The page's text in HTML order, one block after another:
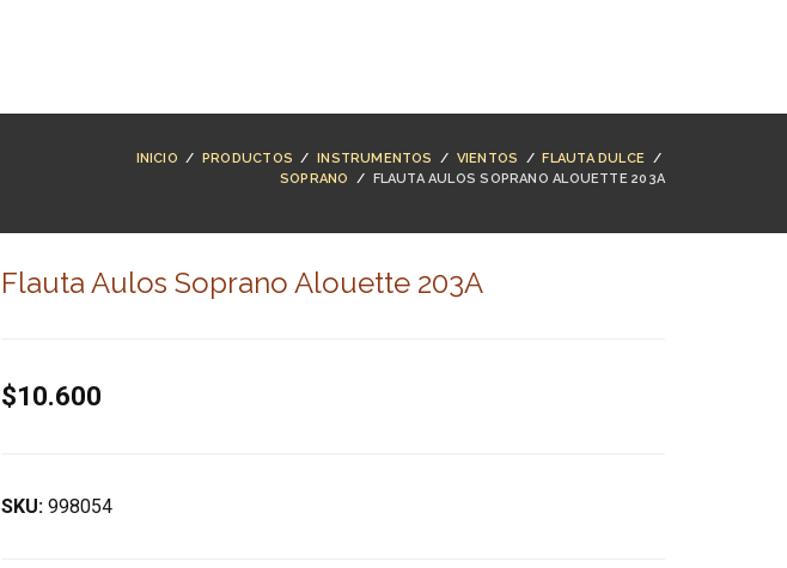
INICIO / PRODUCTOS / INSTRUMENTOS / VIENTOS / FLAUTA DULCE /
SOPRANO
/ FLAUTA AULOS SOPRANO ALOUETTE 203A
Flauta Aulos Soprano Alouette 203A
$10.600
SKU: 998054